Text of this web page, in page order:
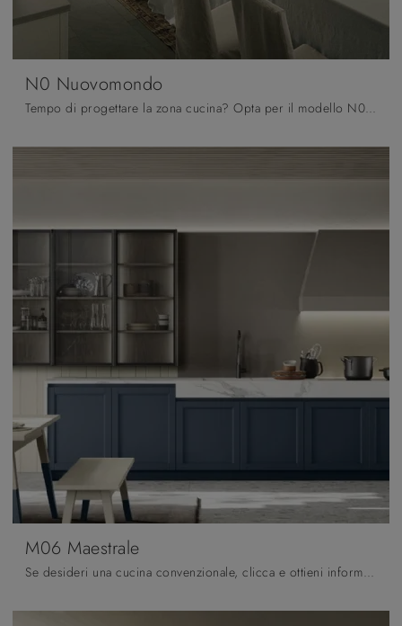
N0 Nuovomondo
Tempo di progettare la zona cucina? Opta per il modello N0 Nuovomondo Scandola tra le nostre Cucine Classiche ad angolo.
M06 Maestrale
Se desideri una cucina convenzionale, clicca e ottieni informazioni sul modello M06 Maestrale Scandola.